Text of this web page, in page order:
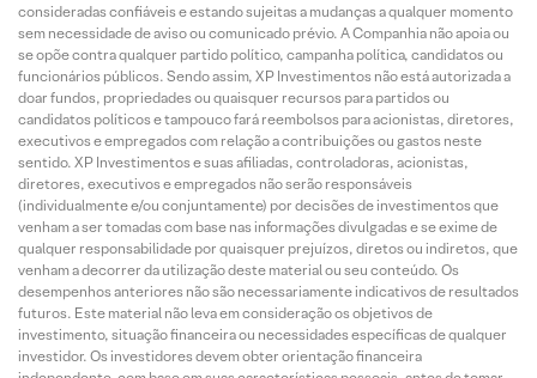
consideradas confiáveis e estando sujeitas a mudanças a qualquer momento
sem necessidade de aviso ou comunicado prévio. A Companhia não apoia ou
se opõe contra qualquer partido político, campanha política, candidatos ou
funcionários públicos. Sendo assim, XP Investimentos não está autorizada a
doar fundos, propriedades ou quaisquer recursos para partidos ou
candidatos políticos e tampouco fará reembolsos para acionistas, diretores,
executivos e empregados com relação a contribuições ou gastos neste
sentido. XP Investimentos e suas afiliadas, controladoras, acionistas,
diretores, executivos e empregados não serão responsáveis
(individualmente e/ou conjuntamente) por decisões de investimentos que
venham a ser tomadas com base nas informações divulgadas e se exime de
qualquer responsabilidade por quaisquer prejuízos, diretos ou indiretos, que
venham a decorrer da utilização deste material ou seu conteúdo. Os
desempenhos anteriores não são necessariamente indicativos de resultados
futuros. Este material não leva em consideração os objetivos de
investimento, situação financeira ou necessidades específicas de qualquer
investidor. Os investidores devem obter orientação financeira